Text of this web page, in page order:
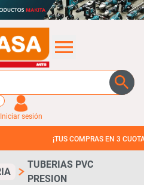
Iniciar sesión
¡TUS COMPRAS EN 3 CUOTAS SIN
TUBERIAS PVC
PRESION